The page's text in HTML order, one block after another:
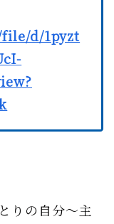
d/1pyzt
りの自分〜主